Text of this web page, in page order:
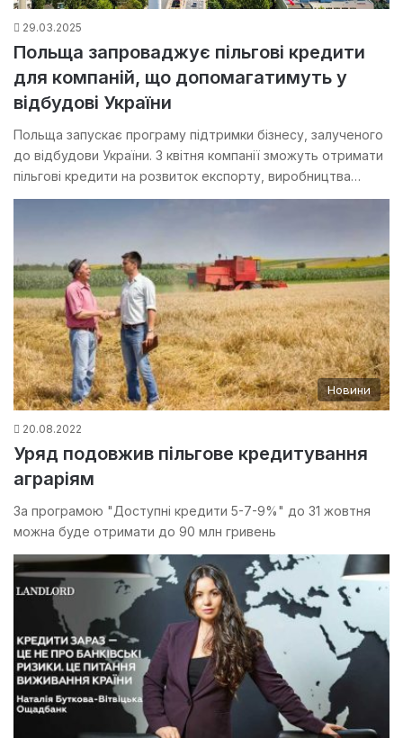
29.03.2025
Польща запроваджує пільгові кредити
для компаній, що допомагатимуть у
відбудові України
Польща запускає програму підтримки бізнесу, залученого
до відбудови України. З квітня компанії зможуть отримати
пільгові кредити на розвиток експорту, виробництва…
Новини
20.08.2022
Уряд подовжив пільгове кредитування
аграріям
За програмою "Доступні кредити 5-7-9%" до 31 жовтня
можна буде отримати до 90 млн гривень